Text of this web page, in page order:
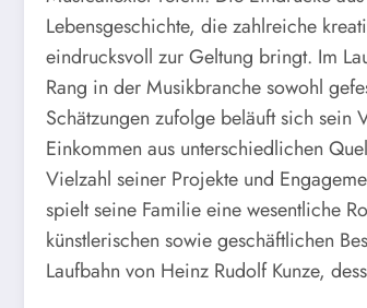
Lebensgeschichte, die zahlreiche
eindrucksvoll zur Geltung bringt. Im
Rang in der Musikbranche sowohl
Schätzungen zufolge beläuft sich
Einkommen aus unterschiedlichen
Vielzahl seiner Projekte und
spielt seine Familie eine wesentliche
künstlerischen sowie geschäftlichen
Laufbahn von Heinz Rudolf Kunze,